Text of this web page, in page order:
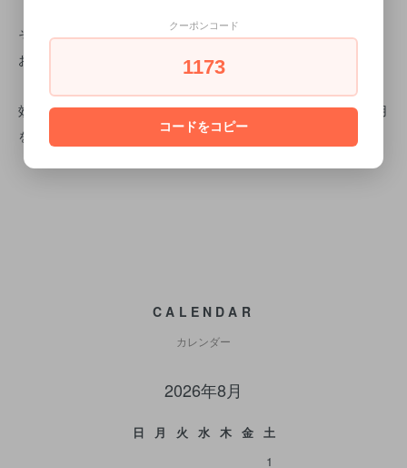
その他サイズ取り寄せ可能です
お気軽にお問合せください
効果・効能については、個人差があります。合わない場合は利用
を中止し、医師に相談してください。
CALENDAR
カレンダー
2026年8月
日 月 火 水 木 金
土
1
クーポンコード
1173
コードをコピー